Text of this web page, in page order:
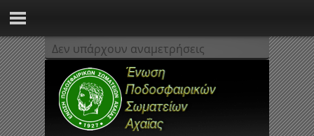
Δεν υπάρχουν αναμετρήσεις